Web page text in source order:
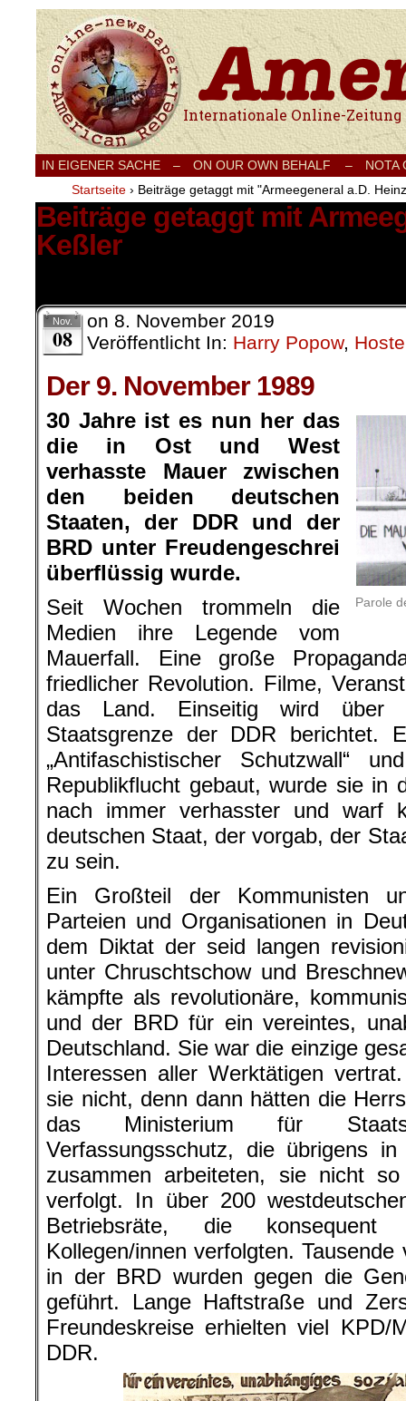
Internationale Onlinezeitung für Frieden,
IN EIGENER SACHE – ON OUR OWN BEHALF –
NOTA
Startseite › Beiträge getaggt mit "Armeegeneral a.D.
Beiträge getaggt mit
Keßler
Nov.
08
on 8. November 2019
Veröffentlicht In: Harry Popow,
Der 9. November 1989
Parole
30 Jahre ist es nun her das
die in Ost und West
verhasste Mauer zwischen
den beiden deutschen
Staaten, der DDR und der
BRD unter Freudengeschrei
überflüssig wurde.
Seit Wochen trommeln die
Medien ihre Legende vom
Mauerfall. Eine große
friedlicher Revolution. Filme,
das Land. Einseitig wird über
Staatsgrenze der DDR berichtet.
„Antifaschistischer Schutzwall“
Republikflucht gebaut, wurde sie in
nach immer verhasster und warf
deutschen Staat, der vorgab, der
zu sein.
Ein Großteil der Kommunisten
Parteien und Organisationen in
dem Diktat der seid langen
unter Chruschtschowund
kämpfte als revolutionäre,
und der BRD für ein vereintes,
Deutschland. Sie war die einzige
Interessen aller Werktätigen
sie nicht, denn dann hätten die
das Ministerium für
Verfassungsschutz, die übrigens
zusammen arbeiteten, sie nicht
verfolgt. In über 200
Betriebsräte, die
Kollegen/innen verfolgten.
in der BRD wurden gegen die
geführt. Lange Haftstraße und
Freundeskreise erhielten viel KPD/
DDR.